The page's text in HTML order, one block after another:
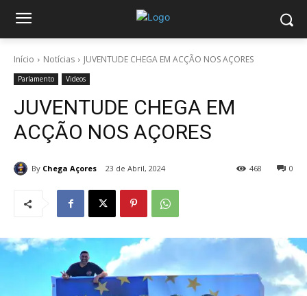
Início Notícias JUVENTUDE CHEGA EM ACÇÃO NOS AÇORES
Parlamento Videos
JUVENTUDE CHEGA EM
ACÇÃO NOS AÇORES
By Chega Açores 23 de Abril, 2024 0
468